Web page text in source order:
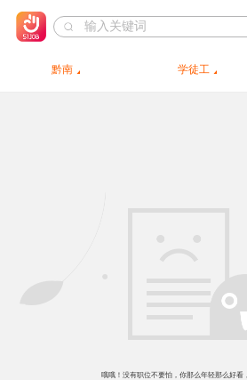
黔南 学徒工
哦哦！没有职位不要怕，你那么年轻那么好看